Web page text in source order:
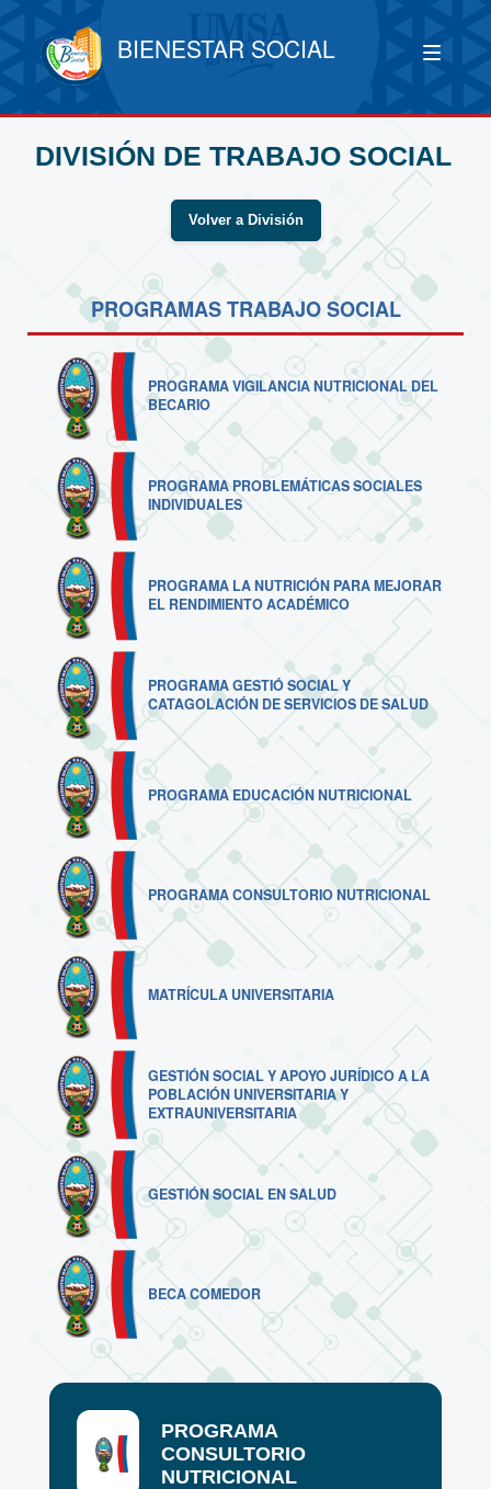
BIENESTAR SOCIAL
DIVISIÓN DE TRABAJO SOCIAL
Volver a División
PROGRAMAS TRABAJO SOCIAL
PROGRAMA VIGILANCIA NUTRICIONAL DEL
BECARIO
PROGRAMA PROBLEMÁTICAS SOCIALES
INDIVIDUALES
PROGRAMA LA NUTRICIÓN PARA MEJORAR
EL RENDIMIENTO ACADÉMICO
PROGRAMA GESTIÓ SOCIAL Y
CATAGOLACIÓN DE SERVICIOS DE SALUD
PROGRAMA EDUCACIÓN NUTRICIONAL
PROGRAMA CONSULTORIO NUTRICIONAL
MATRÍCULA UNIVERSITARIA
GESTIÓN SOCIAL Y APOYO JURÍDICO A LA
POBLACIÓN UNIVERSITARIA Y
EXTRAUNIVERSITARIA
GESTIÓN SOCIAL EN SALUD
BECA COMEDOR
PROGRAMA
CONSULTORIO
NUTRICIONAL